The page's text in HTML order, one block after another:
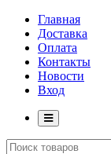
Главная
Доставка
Оплата
Контакты
Новости
Вход